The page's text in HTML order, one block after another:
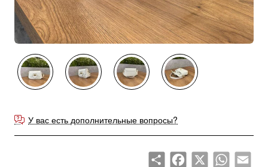
У вас есть дополнительные вопросы?
ShareFacebook
X WhatsApp